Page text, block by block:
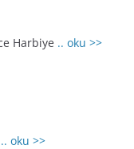
Harbiye .. oku >>
.. oku >>